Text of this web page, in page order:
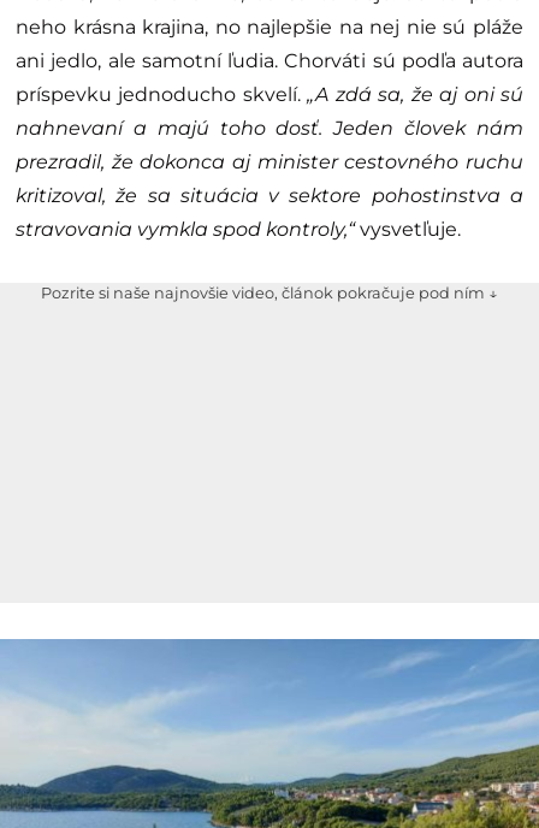
neho krásna krajina, no najlepšie na nej nie sú pláže
ani jedlo, ale samotní ľudia. Chorváti sú podľa autora
príspevku jednoducho skvelí.„A zdá sa, že aj oni sú
nahnevaní a majú toho dosť. Jeden človek nám
prezradil, že dokonca aj minister cestovného ruchu
kritizoval, že sa situácia v sektore pohostinstva a
stravovania vymkla spod kontroly,“vysvetľuje.
Pozrite si naše najnovšie video, článok pokračuje pod ním ↓